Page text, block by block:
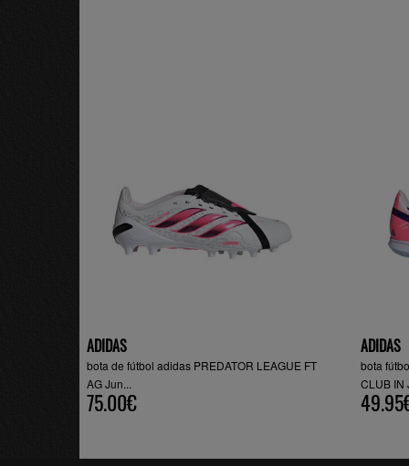
ADIDAS
bota de fútbol adidas PREDATOR LEAGUE FT
AG Jun...
75.00€
ADIDAS
bota
CLUB IN